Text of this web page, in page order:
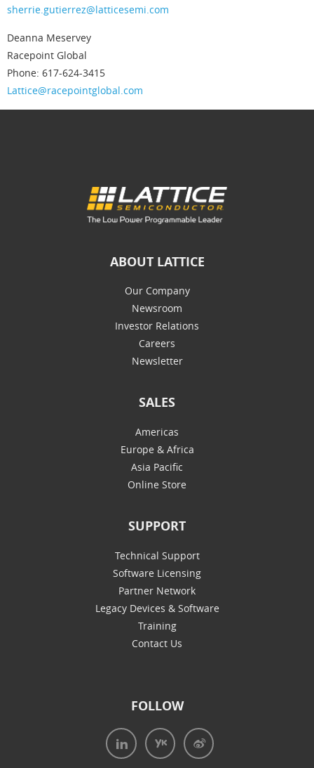
sherrie.gutierrez@latticesemi.com
Deanna Meservey
Racepoint Global
Phone: 617-624-3415
Lattice@racepointglobal.com
ABOUT LATTICE
Our Company
Newsroom
Investor Relations
Careers
Newsletter
SALES
Americas
Europe & Africa
Asia Pacific
Online Store
SUPPORT
Technical Support
Software Licensing
Partner Network
Legacy Devices & Software
Training
Contact Us
FOLLOW